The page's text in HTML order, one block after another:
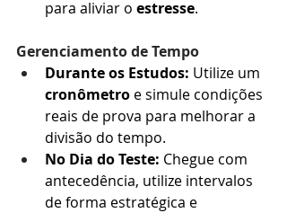
para aliviar o estresse.
Gerenciamento de Tempo
Durante os Estudos: Utilize um
cronômetro e simule condições
reais de prova para melhorar a
divisão do tempo.
No Dia do Teste: Chegue com
antecedência, utilize intervalos
de forma estratégica e